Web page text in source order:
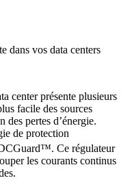
dans vos data centers
center présente plusieurs
facile des sources
des pertes d’énergie.
de protection
Ce régulateur
les courants continus